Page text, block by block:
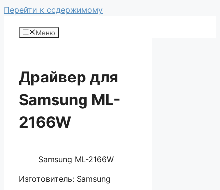
Перейти к содержимому
Меню
Драйвер для
Samsung ML-
2166W
Samsung ML-2166W
Изготовитель: Samsung